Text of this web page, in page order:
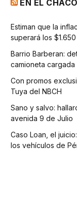
EN EL CHACO
Estiman que la
superará los
Barrio Barberan:
camioneta
Con promos
Tuya del NBCH
Sano y salvo:
avenida 9 de Julio
Caso Loan, el
los vehículos de